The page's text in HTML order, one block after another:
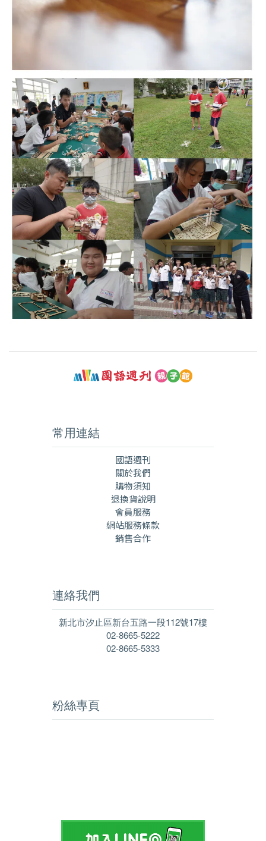
常用連結
國語週刊
關於我們
購物須知
退換貨說明
會員服務
網站服務條款
銷售合作
連絡我們
新北市汐止區新台五路一段112號17樓
02-8665-5222
02-8665-5333
粉絲專頁